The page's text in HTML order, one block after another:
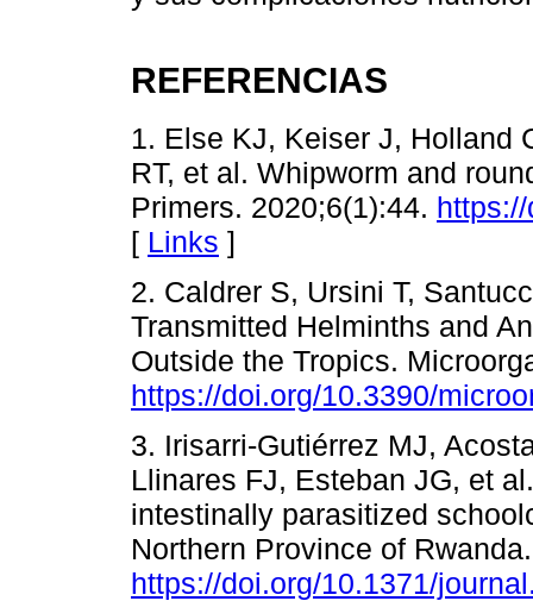
REFERENCIAS
1. Else KJ, Keiser J, Holland
RT, et al. Whipworm and
Primers. 2020;6(1):44.
[ Links ]
2. Caldrer S, Ursini T,
Transmitted Helminths and
Outside the Tropics.
https://doi.org/10.3390/
3. Irisarri-Gutiérrez MJ,
Llinares FJ, Esteban JG, et
intestinally parasitized
Northern Province of
https://doi.org/10.1371/